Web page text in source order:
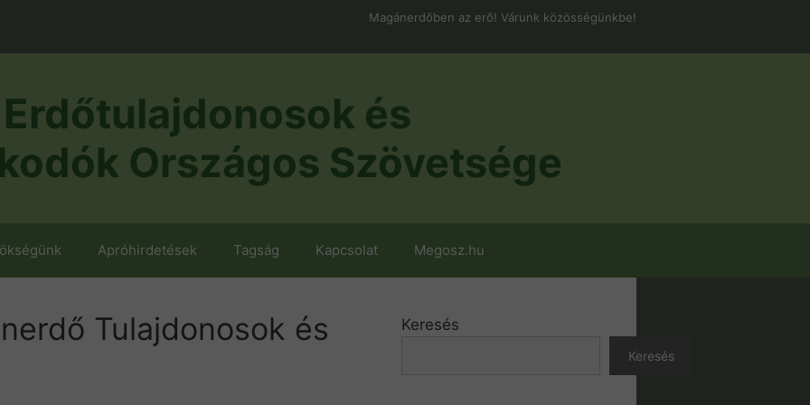
Magánerdőben az erő! Várunk közösségünkbe!
és
Országos Szövetsége
Apróhirdetések Tagság Kapcsolat Megosz.hu
Tulajdonosok és
Keresés
Keresés